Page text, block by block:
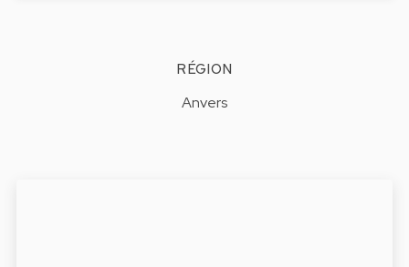
RÉGION
Anvers